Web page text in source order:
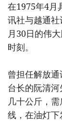
在1975年4月
讯社与越通
月30日的伟
时刻。
曾担任解放
台长的阮清
几十公斤，
线，在油灯